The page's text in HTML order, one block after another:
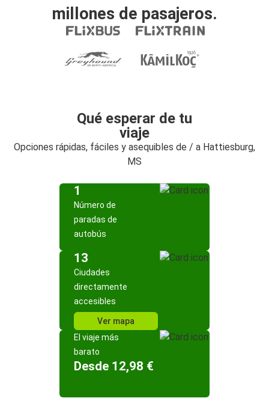
millones de pasajeros.
Qué esperar de tu
viaje
Opciones rápidas, fáciles y asequibles de / a Hattiesburg,
MS
1
Número de
paradas de
autobús
13
Ciudades
directamente
accesibles
Ver mapa
El viaje más
barato
Desde 12,98 €